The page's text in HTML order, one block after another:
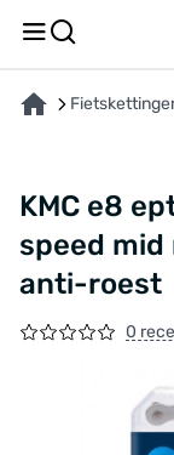
KMC e8
speed
anti-roest
0
OVER HET PRODUCT